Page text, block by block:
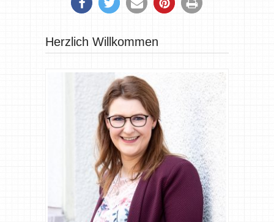
Herzlich Willkommen